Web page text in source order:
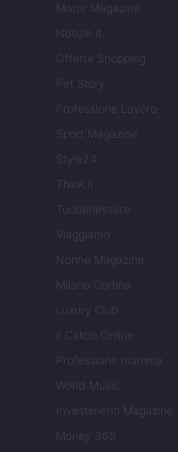
Motor Magazine
Notizie.it
Offerte Shopping
Pet Story
Professione Lavoro
Sport Magazine
Style24
Think.it
Tuobenessere
Viaggiamo
Nonne Magazine
Milano Cortina
Luxury Club
Il Calcio Online
Professione mamma
World Music
Investimenti Magazine
Money 365